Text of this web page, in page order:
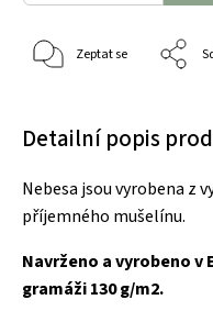
Zeptat se
Detailní popis
Nebesa jsou vyrobena z
příjemného mušelínu.
Navrženo a vyrobeno v
gramáži 130 g/m2.